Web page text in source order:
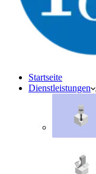
Startseite
Dienstleistungen